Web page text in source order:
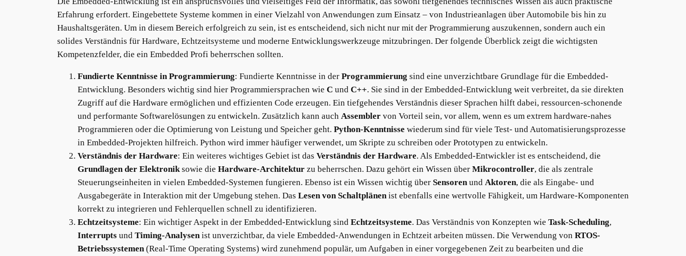
Erfahrung erfordert. Eingebettete Systeme kommen in einer Vielzahl von Anwendungen zum Einsatz – von Industrieanlagen über Automobile bis hin zu
Haushaltsgeräten. Um in diesem Bereich erfolgreich zu sein, ist es entscheidend, sich nicht nur mit der Programmierung auszukennen, sondern auch ein
solides Verständnis für Hardware, Echtzeitsysteme und moderne Entwicklungswerkzeuge mitzubringen. Der folgende Überblick zeigt die wichtigsten
Kompetenzfelder, die ein Embedded Profi beherrschen sollten.
Fundierte Kenntnisse in Programmierung: Fundierte Kenntnisse in der Programmierung sind eine unverzichtbare Grundlage für die Embedded-
Entwicklung. Besonders wichtig sind hier Programmiersprachen wie C und C++. Sie sind in der Embedded-Entwicklung weit verbreitet, da sie direkten
Zugriff auf die Hardware ermöglichen und effizienten Code erzeugen. Ein tiefgehendes Verständnis dieser Sprachen hilft dabei, ressourcen-schonende
und performante Softwarelösungen zu entwickeln. Zusätzlich kann auch Assembler von Vorteil sein, vor allem, wenn es um extrem hardware-nahes
Programmieren oder die Optimierung von Leistung und Speicher geht. Python-Kenntnisse wiederum sind für viele Test- und Automatisierungsprozesse
in Embedded-Projekten hilfreich. Python wird immer häufiger verwendet, um Skripte zu schreiben oder Prototypen zu entwickeln.
Verständnis der Hardware: Ein weiteres wichtiges Gebiet ist das Verständnis der Hardware. Als Embedded-Entwickler ist es entscheidend, die
Grundlagen der Elektronik sowie die Hardware-Architektur zu beherrschen. Dazu gehört ein Wissen über Mikrocontroller, die als zentrale
Steuerungseinheiten in vielen Embedded-Systemen fungieren. Ebenso ist ein Wissen wichtig über Sensoren und Aktoren, die als Eingabe- und
Ausgabegeräte in Interaktion mit der Umgebung stehen. Das Lesen von Schaltplänen ist ebenfalls eine wertvolle Fähigkeit, um Hardware-Komponenten
korrekt zu integrieren und Fehlerquellen schnell zu identifizieren.
Echtzeitsysteme: Ein wichtiger Aspekt in der Embedded-Entwicklung sind Echtzeitsysteme. Das Verständnis von Konzepten wie Task-Scheduling,
Interrupts und Timing-Analysen ist unverzichtbar, da viele Embedded-Anwendungen in Echtzeit arbeiten müssen. Die Verwendung von RTOS-
Betriebssystemen (Real-Time Operating Systems) wird zunehmend populär, um Aufgaben in einer vorgegebenen Zeit zu bearbeiten und die